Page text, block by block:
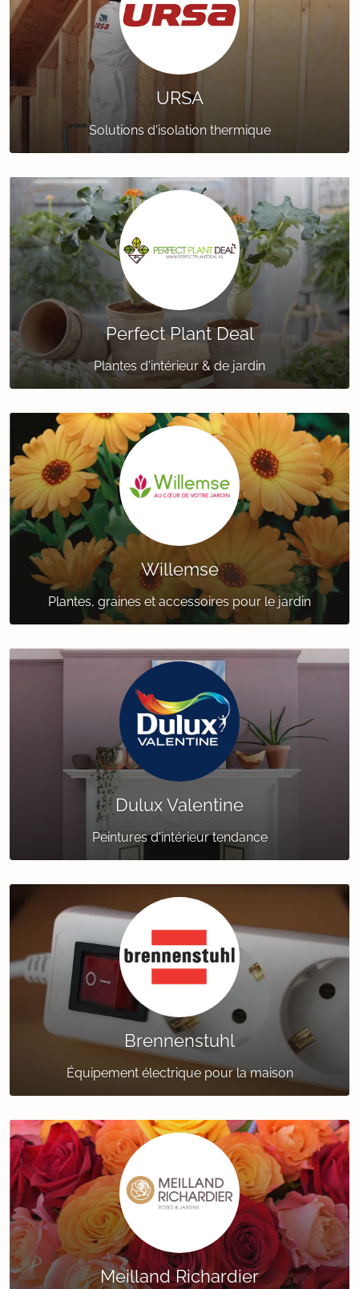
URSA
Solutions d'isolation thermique
Perfect Plant Deal
Plantes d'intérieur & de jardin
Willemse
Plantes, graines et accessoires pour le jardin
Dulux Valentine
Peintures d'intérieur tendance
Brennenstuhl
Équipement électrique pour la maison
Meilland Richardier